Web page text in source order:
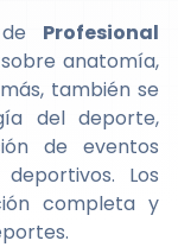
Profesional
anatomía,
también se
del deporte,
de eventos
Los
completa y